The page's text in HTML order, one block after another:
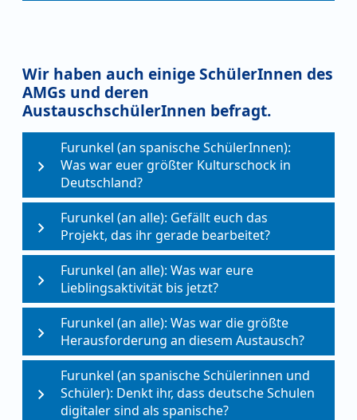
Wir haben auch einige SchülerInnen des
AMGs und deren
AustauschschülerInnen befragt.
Furunkel (an spanische SchülerInnen):
Was war euer größter Kulturschock in
Deutschland?
Furunkel (an alle): Gefällt euch das
Projekt, das ihr gerade bearbeitet?
Furunkel (an alle): Was war eure
Lieblingsaktivität bis jetzt?
Furunkel (an alle): Was war die größte
Herausforderung an diesem Austausch?
Furunkel (an spanische Schülerinnen und
Schüler): Denkt ihr, dass deutsche Schulen
digitaler sind als spanische?